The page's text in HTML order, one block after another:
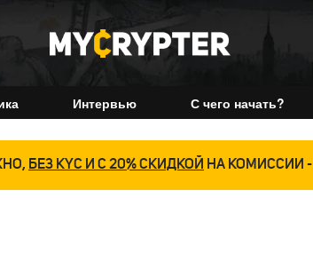
Интервью С чего начать?
БЕЗ KYC И С 20% СКИДКОЙ НА КОМИССИИ -